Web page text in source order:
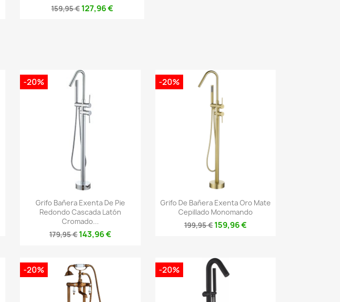
159,95 € 127,96 €
Vista rápida
Grifo Bañera Exenta De Pie
Redondo Cascada Latón
Cromado...
179,95 €143,96 €
-20%
Vista rápida
Grifo De Bañera Exenta Oro Mate
Cepillado Monomando
199,95 €159,96 €
-20%
-20% -20%